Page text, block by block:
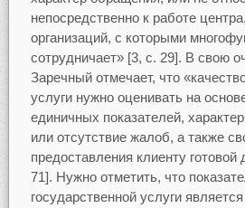
непосредственно к работе
организаций, с которыми
сотрудничает» [3, с. 29]. В свою
Заречный отмечает, что
услуги нужно оценивать на
единичных показателей,
или отсутствие жалоб, а также
предоставления клиенту
71]. Нужно отметить, что
государственной услуги